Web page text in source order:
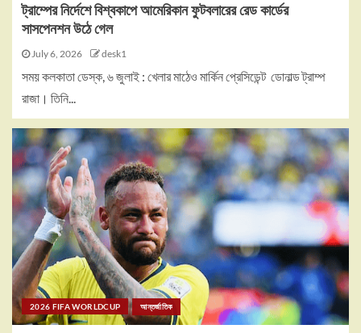
ট্রাম্পের নির্দেশে বিশ্বকাপে আমেরিকান ফুটবলারের রেড কার্ডের
সাসপেনশন উঠে গেল
July 6, 2026 desk1
সময় কলকাতা ডেস্ক, ৬ জুলাই : খেলার মাঠেও মার্কিন প্রেসিডেন্ট ডোনাল্ড ট্রাম্প
রাজা। তিনি...
2026 FIFA WORLDCUP আন্তর্জাতিক